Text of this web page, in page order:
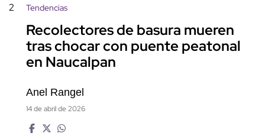
2 Tendencias
Recolectores de basura mueren
tras chocar con puente peatonal
en Naucalpan
Anel Rangel
14 de abril de 2026